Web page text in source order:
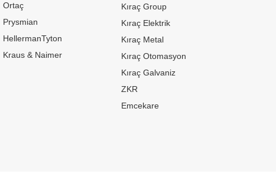
Ortaç
Prysmian
HellermanTyton
Kraus & Naimer
Kıraç Group
Kıraç Elektrik
Kıraç Metal
Kıraç Otomasyon
Kıraç Galvaniz
ZKR
Emcekare